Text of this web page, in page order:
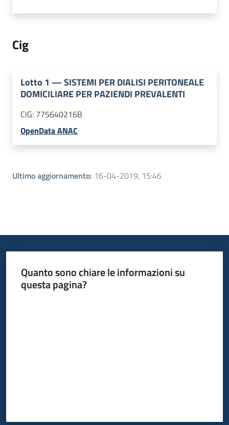
Cig
Lotto 1 —SISTEMI PER DIALISI PERITONEALE
DOMICILIARE PER PAZIENDI PREVALENTI
CIG: 775640216B
OpenData ANAC
Ultimo aggiornamento: 16-04-2019, 15:46
Quanto sono chiare le informazioni su
questa pagina?